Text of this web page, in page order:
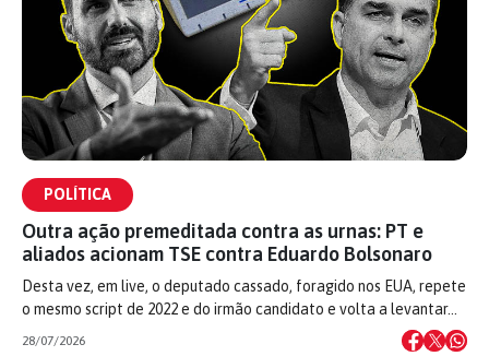
POLÍTICA
Outra ação premeditada contra as urnas: PT e
aliados acionam TSE contra Eduardo Bolsonaro
Desta vez, em live, o deputado cassado, foragido nos EUA, repete
o mesmo script de 2022 e do irmão candidato e volta a levantar…
28/07/2026